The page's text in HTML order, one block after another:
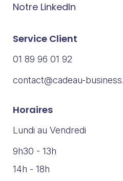
Notre LinkedIn
Service Client
01 89 96 01 92
contact@cadeau-
Horaires
Lundi au Vendredi
9h30 - 13h
14h - 18h